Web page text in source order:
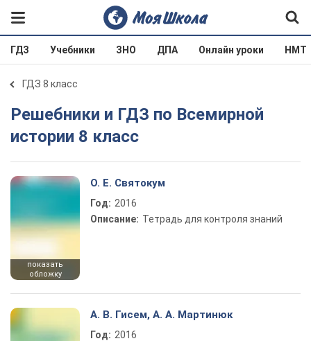
ГДЗ Учебники ЗНО ДПА Онлайн уроки НМТ
ГДЗ 8 класс
Решебники и ГДЗ по Всемирной
истории 8 класс
показать
обложку
О. Е. Святокум
Год: 2016
Описание: Тетрадь для контроля знаний
А. В. Гисем, А. А. Мартинюк
Год: 2016